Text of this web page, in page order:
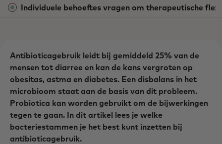
Individuele behoeftes vragen om therapeutische
Antibioticagebruik leidt bij gemiddeld 25% van de
mensen tot diarree en kan de kans vergroten op
obesitas, astma en diabetes. Een disbalans in het
microbioom staat aan de basis van dit probleem.
Probiotica kan worden gebruikt om de bijwerkingen
tegen te gaan. In dit artikel lees je welke
bacteriestammen je het best kunt inzetten bij
antibioticagebruik.